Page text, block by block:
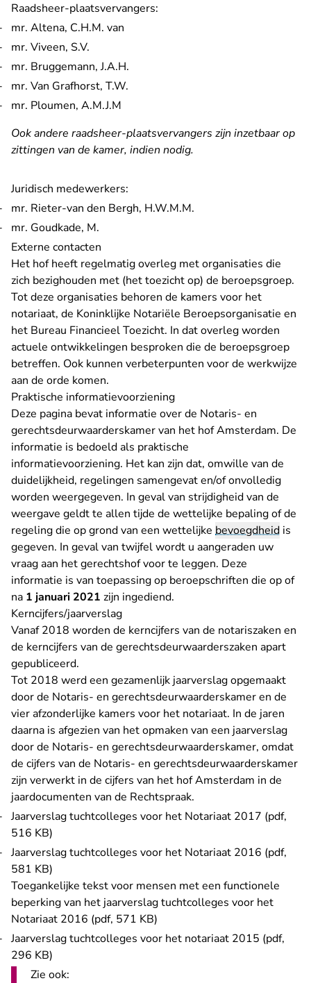
Raadsheer-plaatsvervangers:
mr. Altena, C.H.M. van
mr. Viveen, S.V.
mr. Bruggemann, J.A.H.
mr. Van Grafhorst, T.W.
mr. Ploumen, A.M.J.M
Ook andere raadsheer-plaatsvervangers zijn inzetbaar op
zittingen van de kamer, indien nodig.
Juridisch medewerkers:
mr. Rieter-van den Bergh, H.W.M.M.
mr. Goudkade, M.
Externe contacten
Het hof heeft regelmatig overleg met organisaties die
zich bezighouden met (het toezicht op) de beroepsgroep.
Tot deze organisaties behoren de kamers voor het
notariaat, de Koninklijke Notariële Beroepsorganisatie en
het Bureau Financieel Toezicht. In dat overleg worden
actuele ontwikkelingen besproken die de beroepsgroep
betreffen. Ook kunnen verbeterpunten voor de werkwijze
aan de orde komen.
Praktische informatievoorziening
Deze pagina bevat informatie over de Notaris- en
gerechtsdeurwaarderskamer van het hof Amsterdam. De
informatie is bedoeld als praktische
informatievoorziening. Het kan zijn dat, omwille van de
duidelijkheid, regelingen samengevat en/of onvolledig
worden weergegeven. In geval van strijdigheid van de
weergave geldt te allen tijde de wettelijke bepaling of de
regeling die op grond van een wettelijke bevoegdheid is
gegeven. In geval van twijfel wordt u aangeraden uw
vraag aan het gerechtshof voor te leggen. Deze
informatie is van toepassing op beroepschriften die op of
na 1 januari 2021 zijn ingediend.
Kerncijfers/jaarverslag
Vanaf 2018 worden de kerncijfers van de notariszaken en
de kerncijfers van de gerechtsdeurwaarderszaken apart
gepubliceerd.
Tot 2018 werd een gezamenlijk jaarverslag opgemaakt
door de Notaris- en gerechtsdeurwaarderskamer en de
vier afzonderlijke kamers voor het notariaat. In de jaren
daarna is afgezien van het opmaken van een jaarverslag
door de Notaris- en gerechtsdeurwaarderskamer, omdat
de cijfers van de Notaris- en gerechtsdeurwaarderskamer
zijn verwerkt in de cijfers van het hof Amsterdam in de
jaardocumenten van de Rechtspraak.
Jaarverslag tuchtcolleges voor het Notariaat 2017 (pdf,
516 KB)
Jaarverslag tuchtcolleges voor het Notariaat 2016 (pdf,
581 KB)
Toegankelijke tekst voor mensen met een functionele
beperking van het jaarverslag tuchtcolleges voor het
Notariaat 2016 (pdf, 571 KB)
Jaarverslag tuchtcolleges voor het notariaat 2015 (pdf,
296 KB)
Zie ook: